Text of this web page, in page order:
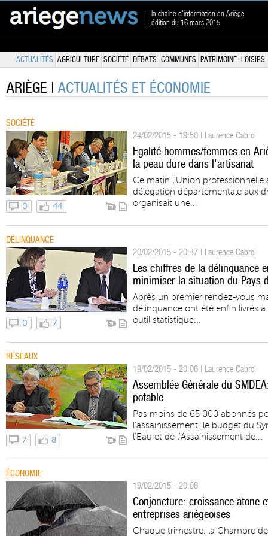
la chaîne d'information en Ariège
édition du 16 mars 2015
ACTUALITÉS AGRICULTURE SOCIÉTÉ DÉBATS COMMUNES PATRIMOINE LOISIRS
ARIÈGE | ACTUALITÉS ET ÉCONOMIE
SOCIÉTÉ
0 44
24/02/2015 - 19:50 | Laurence Cabrol
Egalité hommes/femmes en
la peau dure dans l'artisanat
Ce matin l’Union professionnelle
délégation départementale aux
organisait une...
DÉLINQUANCE
0 7
20/02/2015 - 20:47 | Laurence Cabrol
Les chiffres de la délinquance
minimiser la situation du Pays
Après un premier rendez-vous
délinquance ont été enfin livrés
outil statistique...
RÉSEAUX
7 8
19/02/2015 - 20:06 | Laurence Cabrol
Assemblée Générale du
potable
Pas moins de 65 000 abonnés
l’assainissement, le budget du
l’Eau et de l’Assainissement de...
ÉCONOMIE
19/02/2015 - 20:06
Conjoncture: croissance atone
entreprises ariégeoises
Chaque trimestre, la Chambre